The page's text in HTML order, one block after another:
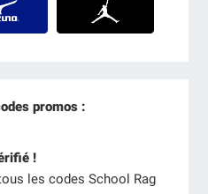
promos :
!
les codes School Rag